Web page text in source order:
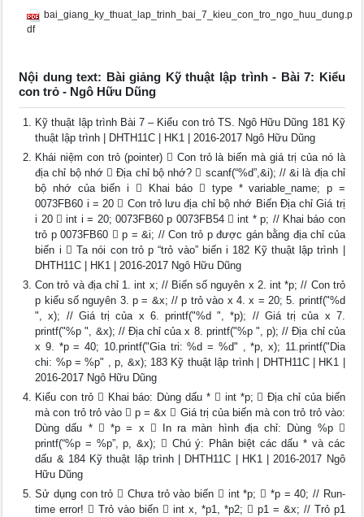
bai_giang_ky_thuat_lap_trinh_bai_7_kieu_con_tro_ngo_huu_dung.p
df
Nội dung text: Bài giảng Kỹ thuật lập trình - Bài 7: Kiểu
con trỏ - Ngô Hữu Dũng
Kỹ thuật lập trình Bài 7 – Kiểu con trỏ TS. Ngô Hữu Dũng 181 Kỹ
thuật lập trình | DHTH11C | HK1 | 2016-2017 Ngô Hữu Dũng
Khái niệm con trỏ (pointer)  Con trỏ là biến mà giá trị của nó là
địa chỉ bộ nhớ  Địa chỉ bộ nhớ?  scanf(“%d”,&i); // &i là địa chỉ
bộ nhớ của biến i  Khai báo  type * variable_name; p =
0073FB60 i = 20  Con trỏ lưu địa chỉ bộ nhớ Biến Địa chỉ Giá trị
i 20  int i = 20; 0073FB60 p 0073FB54  int * p; // Khai báo con
trỏ p 0073FB60  p = &i; // Con trỏ p được gán bằng địa chỉ của
biến i  Ta nói con trỏ p “trỏ vào” biến i 182 Kỹ thuật lập trình |
DHTH11C | HK1 | 2016-2017 Ngô Hữu Dũng
Con trỏ và địa chỉ 1. int x; // Biến số nguyên x 2. int *p; // Con trỏ
p kiểu số nguyên 3. p = &x; // p trỏ vào x 4. x = 20; 5. printf("%d
", x); // Giá trị của x 6. printf("%d ", *p); // Giá trị của x 7.
printf("%p ", &x); // Địa chỉ của x 8. printf("%p ", p); // Địa chỉ của
x 9. *p = 40; 10.printf("Gia tri: %d = %d" , *p, x); 11.printf("Dia
chi: %p = %p" , p, &x); 183 Kỹ thuật lập trình | DHTH11C | HK1 |
2016-2017 Ngô Hữu Dũng
Kiểu con trỏ  Khai báo: Dùng dấu *  int *p;  Địa chỉ của biến
mà con trỏ trỏ vào  p = &x  Giá trị của biến mà con trỏ trỏ vào:
Dùng dấu *  *p = x  In ra màn hình địa chỉ: Dùng %p 
printf(“%p = %p”, p, &x);  Chú ý: Phân biệt các dấu * và các
dấu & 184 Kỹ thuật lập trình | DHTH11C | HK1 | 2016-2017 Ngô
Hữu Dũng
Sử dụng con trỏ  Chưa trỏ vào biến  int *p;  *p = 40; // Run-
time error!  Trỏ vào biến  int x, *p1, *p2;  p1 = &x; // Trỏ p1